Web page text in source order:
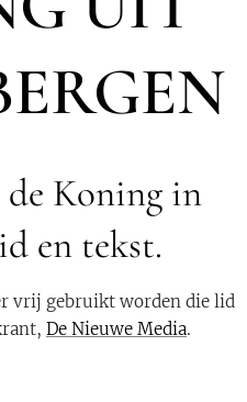
de Koning in
en tekst.
vrij gebruikt worden die lid
De Nieuwe Media.